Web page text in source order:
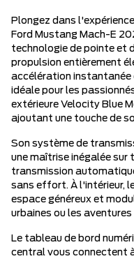
Plongez dans
Ford Mustang Mach-E
technologie de pointe et
propulsion entièrement
accélération instantanée
idéale pour les
extérieure Velocity Blue
ajoutant une touche de
Son système de
une maîtrise inégalée
transmission
sans effort. À l'intérieur,
espace généreux et
urbaines ou les aventures
Le tableau de bord
central vous connectent